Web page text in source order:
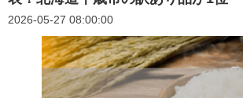
2026-05-27 08:00:00